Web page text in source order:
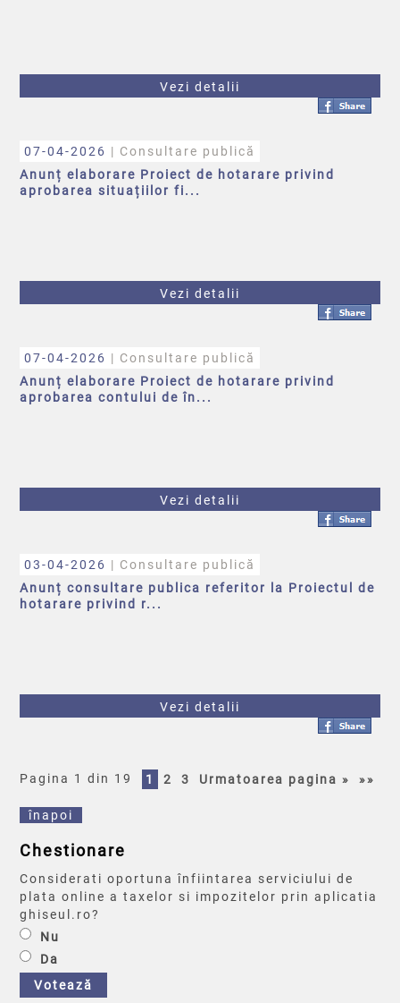
Vezi detalii
07-04-2026 | Consultare publică
Anunț elaborare Proiect de hotarare privind
aprobarea situațiilor fi...
Vezi detalii
07-04-2026 | Consultare publică
Anunț elaborare Proiect de hotarare privind
aprobarea contului de în...
Vezi detalii
03-04-2026 | Consultare publică
Anunț consultare publica referitor la Proiectul de
hotarare privind r...
Vezi detalii
Pagina 1 din 19 1 2 3 Urmatoarea pagina » »»
înapoi
Chestionare
Considerati oportuna înfiintarea serviciului de
plata online a taxelor si impozitelor prin aplicatia
ghiseul.ro?
Nu
Da
Votează